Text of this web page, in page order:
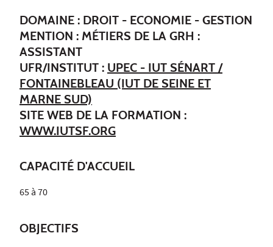
DOMAINE : DROIT - ECONOMIE - GESTION
MENTION : MÉTIERS DE LA GRH :
ASSISTANT
UFR/INSTITUT : UPEC - IUT SÉNART /
FONTAINEBLEAU (IUT DE SEINE ET
MARNE SUD)
SITE WEB DE LA FORMATION :
WWW.IUTSF.ORG
CAPACITÉ D'ACCUEIL
65 à 70
OBJECTIFS